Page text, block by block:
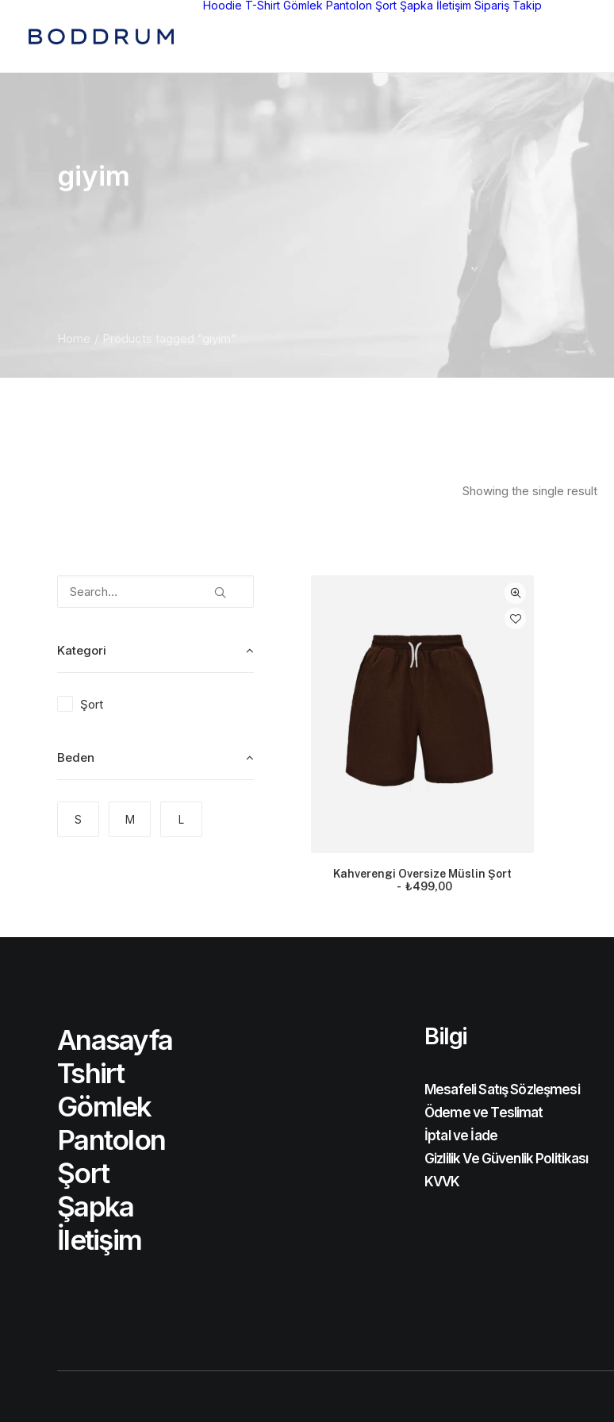
Hoodie T-Shirt Gömlek Pantolon Şort Şapka İletişim Sipariş Takip
giyim
Home Products tagged “giyim”
Showing the single result
Kategori
Şort
Beden
S M L
Kahverengi Oversize Müslin Şort
₺499,00
Anasayfa
Tshirt
Gömlek
Pantolon
Şort
Şapka
İletişim
Bilgi
Mesafeli Satış Sözleşmesi
Ödeme ve Teslimat
İptal ve İade
Gizlilik Ve Güvenlik Politikası
KVVK